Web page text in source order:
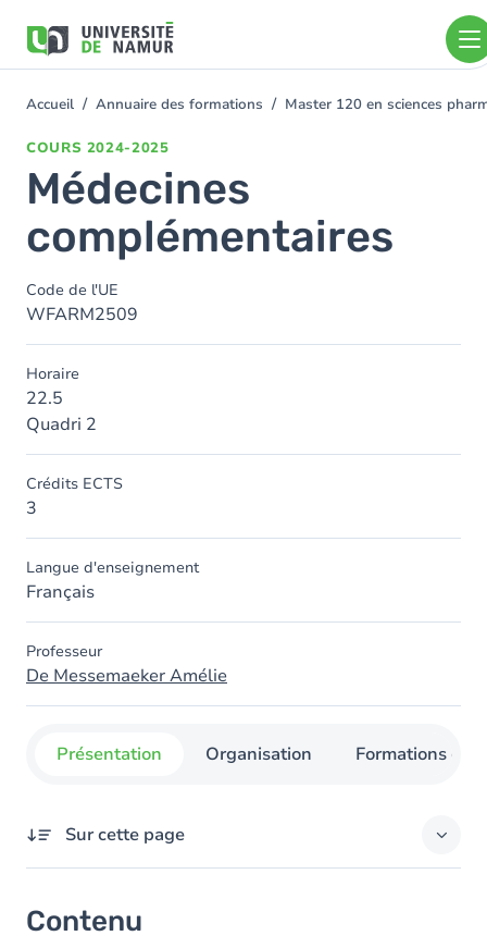
contenu
You
Accueil Annuaire des formations Master 120 en sciences
COURS 2024-2025
Médecines
complémentaires
Code de l'UE
WFARM2509
Horaire
22.5
Quadri 2
Crédits ECTS
3
Langue d'enseignement
Français
Professeur
De Messemaeker Amélie
Présentation Organisation Formations
Sur cette page
Contenu